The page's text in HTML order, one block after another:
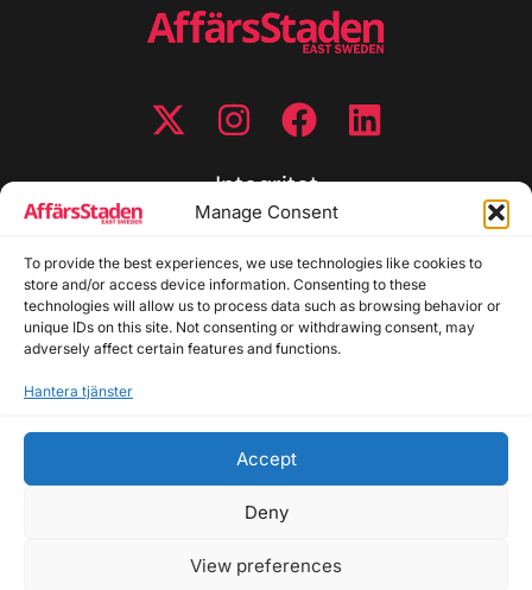
Manage Consent
To provide the best experiences, we use technologies like cookies to
store and/or access device information. Consenting to these
technologies will allow us to process data such as browsing behavior or
unique IDs on this site. Not consenting or withdrawing consent, may
adversely affect certain features and functions.
Hantera tjänster
Accept
Deny
View preferences
Integritet
Cookiepolicy
Disclaimer
Redaktionell policy
Utgivarinformation
Allmänna frågor: info@affarsstaden.se | Tipsa
annons@affarsstaden.se
© 2026 Affärsstaden.se | 2025 Alla rättigheter